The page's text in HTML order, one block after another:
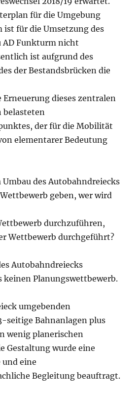
für die Umgebung
ist für die Umsetzung des
AD Funkturm nicht
ist aufgrund des
der Bestandsbrücken die
dieses zentralen
belasteten
der für die Mobilität
elementarer Bedeutung
Umbau des Autobahndreiecks
geben, wer wird
durchzuführen,
Wettbewerb durchgeführt?
Autobahndreiecks
keinen Planungswettbewerb.
umgebenden
seitige Bahnanlagen plus
wenig planerischen
Gestaltung wurde eine
eine
Begleitung beauftragt.